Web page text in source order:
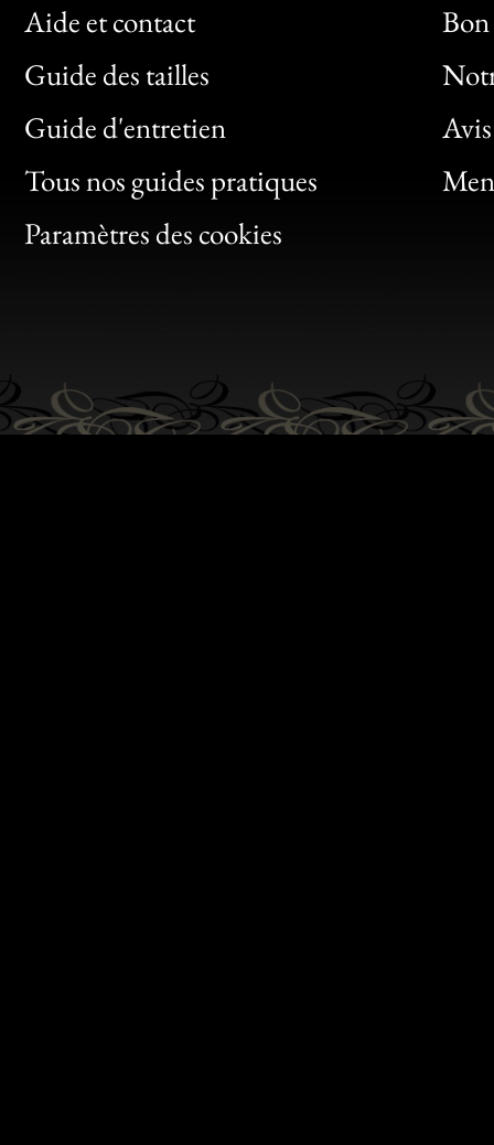
Aide et contact
Guide des tailles
Guide d'entretien
Tous nos guides pratiques
Paramètres des cookies
Bon
Clic